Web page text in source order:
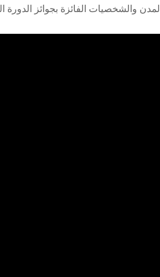
المدن والشخصيات الفائزة بجوائز الدورة